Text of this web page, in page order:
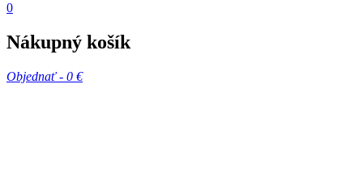
0
Nákupný košík
Objednať - 0 €